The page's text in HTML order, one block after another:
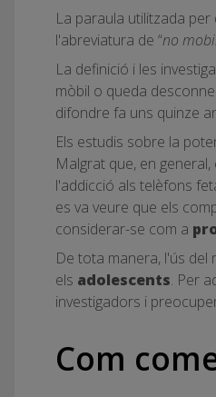
La paraula utilitzada
l'abreviatura de “no
La definició i les
mòbil o queda
difondre fa uns quinze
Els estudis sobre la
Malgrat que, en
l'addicció als telèfons
es va veure que els
considerar-se com a
De tota manera, l'ús del
els adolescents. Per
investigadors i
Com